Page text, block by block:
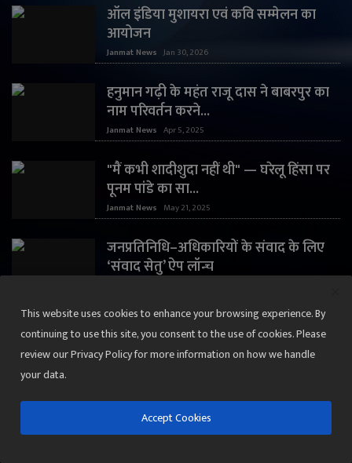
ऑल इंडिया मुशायरा एवं कवि सम्मेलन का
आयोजन
Janmat News Jan 30, 2026
हनुमान गढ़ी के महंत राजू दास ने बाबरपुर का
नाम परिवर्तन करने...
Janmat News Apr 5, 2025
"मैं कभी शादीशुदा नहीं थी" — घरेलू हिंसा पर
पूनम पांडे का सा...
Janmat News May 21, 2025
जनप्रतिनिधि–अधिकारियों के संवाद के लिए
‘संवाद सेतु’ ऐप लॉन्च
महाकुंभ
This website uses cookies to enhance your browsing experience. By
continuing to use this site, you consent to the use of cookies. Please
review our Privacy Policy for more information on how we handle
your data.
Accept Cookies